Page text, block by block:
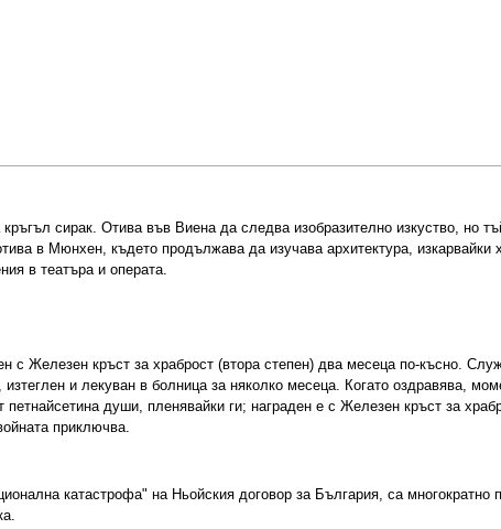
сирак. Отива във Виена да следва изобразително изкуство, но
в Мюнхен, където продължава да изучава архитектура, изкарвайки
в театъра и операта.
с Железен кръст за храброст (втора степен) два месеца по-късно.
и лекуван в болница за няколко месеца. Когато оздравява,
души, пленявайки ги; награден е с Железен кръст за
приключва.
катастрофа" на Ньойския договор за България, са